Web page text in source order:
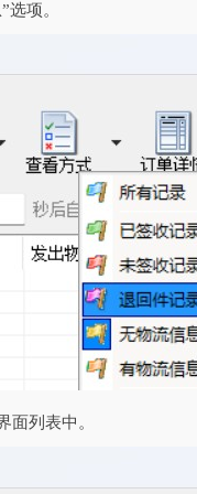
项。
面列表中。